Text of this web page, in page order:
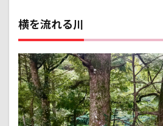
横を流れる川